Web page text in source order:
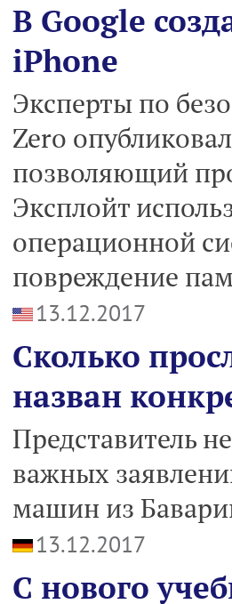
В Google
iPhone
Эксперты по
Zero
позволяющий
Эксплойт
операционной
повреждение
13.12.2017
Сколько
назван
Представитель
важных
машин из
13.12.2017
С нового